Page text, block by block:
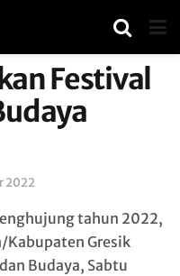
Festival
2022
tahun 2022,
Kabupaten Gresik
Budaya, Sabtu